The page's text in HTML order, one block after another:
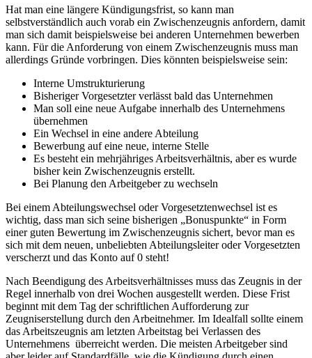
Hat man eine längere Kündigungsfrist, so kann man
selbstverständlich auch vorab ein Zwischenzeugnis anfordern, damit
man sich damit beispielsweise bei anderen Unternehmen bewerben
kann. Für die Anforderung von einem Zwischenzeugnis muss man
allerdings Gründe vorbringen. Dies könnten beispielsweise sein:
Interne Umstrukturierung
Bisheriger Vorgesetzter verlässt bald das Unternehmen
Man soll eine neue Aufgabe innerhalb des Unternehmens
übernehmen
Ein Wechsel in eine andere Abteilung
Bewerbung auf eine neue, interne Stelle
Es besteht ein mehrjähriges Arbeitsverhältnis, aber es wurde
bisher kein Zwischenzeugnis erstellt.
Bei Planung den Arbeitgeber zu wechseln
Bei einem Abteilungswechsel oder Vorgesetztenwechsel ist es
wichtig, dass man sich seine bisherigen „Bonuspunkte“ in Form
einer guten Bewertung im Zwischenzeugnis sichert, bevor man es
sich mit dem neuen, unbeliebten Abteilungsleiter oder Vorgesetzten
verscherzt und das Konto auf 0 steht!
Nach Beendigung des Arbeitsverhältnisses muss das Zeugnis in der
Regel innerhalb von drei Wochen ausgestellt werden. Diese Frist
beginnt mit dem Tag der schriftlichen Aufforderung zur
Zeugniserstellung durch den Arbeitnehmer. Im Idealfall sollte einem
das Arbeitszeugnis am letzten Arbeitstag bei Verlassen des
Unternehmens überreicht werden. Die meisten Arbeitgeber sind